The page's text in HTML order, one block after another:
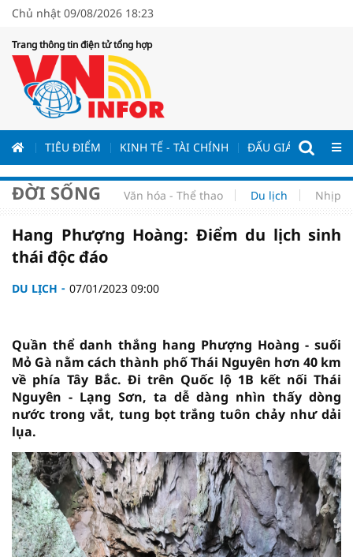
Chủ nhật 09/08/2026 18:23
Trang thông tin điện tử tổng hợp
TIÊU ĐIỂM KINH TẾ - TÀI CHÍNH ĐẤU GIÁ - ĐẤU
ĐỜI SỐNG Văn hóa - Thể thao Du lịch Nhịp
Hang Phượng Hoàng: Điểm du lịch sinh
thái độc đáo
DU LỊCH 07/01/2023 09:00
Quần thể danh thắng hang Phượng Hoàng - suối
Mỏ Gà nằm cách thành phố Thái Nguyên hơn 40 km
về phía Tây Bắc. Đi trên Quốc lộ 1B kết nối Thái
Nguyên - Lạng Sơn, ta dễ dàng nhìn thấy dòng
nước trong vắt, tung bọt trắng tuôn chảy như dải
lụa.